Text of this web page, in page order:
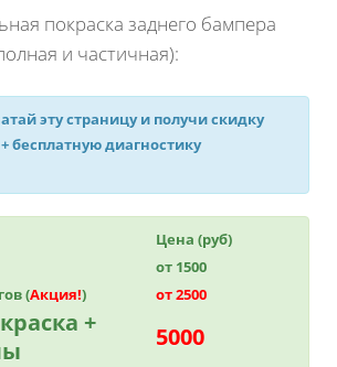
покраска заднего бампера
и частичная):
эту страницу и получискидку
+ бесплатную диагностику
Цена (руб)
от 1500
(Акция!) от 2500
+
5000